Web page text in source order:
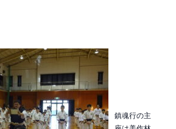
鎮魂行の主